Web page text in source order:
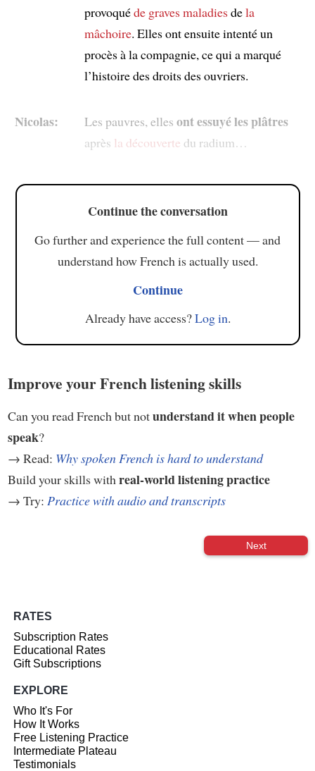
provoquéde graves maladiesdela
mâchoire. Elles ont ensuite intenté un
procès à la compagnie, ce qui a marqué
l’histoire des droits des ouvriers.
Nicolas: Les pauvres, elles ont essuyé les plâtres
après la découverte du radium…
Continue the conversation
Go further and experience the full content — and
understand how French is actually used.
Continue
Already have access?Log in.
Improve your French listening skills
Can you read French but notunderstand it when people
speak?
→ Read: Why spoken French is hard to understand
Build your skills with real-world listening practice
→ Try: Practice with audio and transcripts
Next
RATES
Subscription Rates
Educational Rates
Gift Subscriptions
EXPLORE
Who It's For
How It Works
Free Listening Practice
Intermediate Plateau
Testimonials